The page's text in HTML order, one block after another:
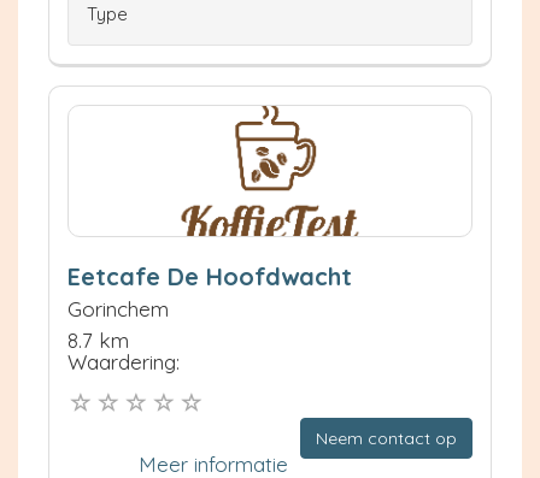
Type
Eetcafe De Hoofdwacht
Gorinchem
8.7 km
Waardering:
Neem contact op
Meer informatie